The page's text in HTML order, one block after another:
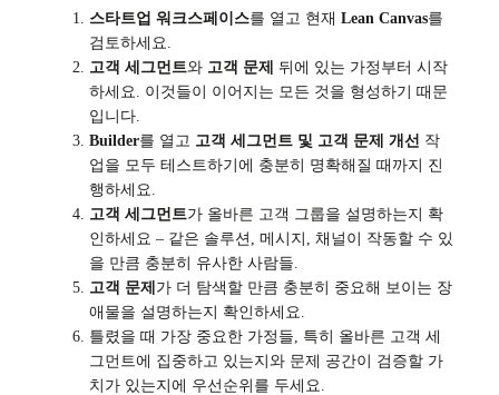
스타트업 워크스페이스를 열고 현재 Lean Canvas를
검토하세요.
고객 세그먼트와 고객 문제
뒤에 있는 가정부터 시작
하세요. 이것들이 이어지는 모든 것을 형성하기 때문
입니다.
Builder를 열고 고객 세그먼트 및 고객 문제 개선 작
업을 모두 테스트하기에 충분히 명확해질 때까지 진
행하세요.
고객 세그먼트가 올바른 고객 그룹을 설명하는지 확
인하세요 – 같은 솔루션, 메시지, 채널이 작동할 수 있
을 만큼 충분히 유사한 사람들.
고객 문제 가 더 탐색할 만큼 충분히 중요해 보이는 장
애물을 설명하는지 확인하세요.
틀렸을 때 가장 중요한 가정들, 특히 올바른 고객 세
그먼트에 집중하고 있는지와 문제 공간이 검증할 가
치가 있는지에 우선순위를 두세요.